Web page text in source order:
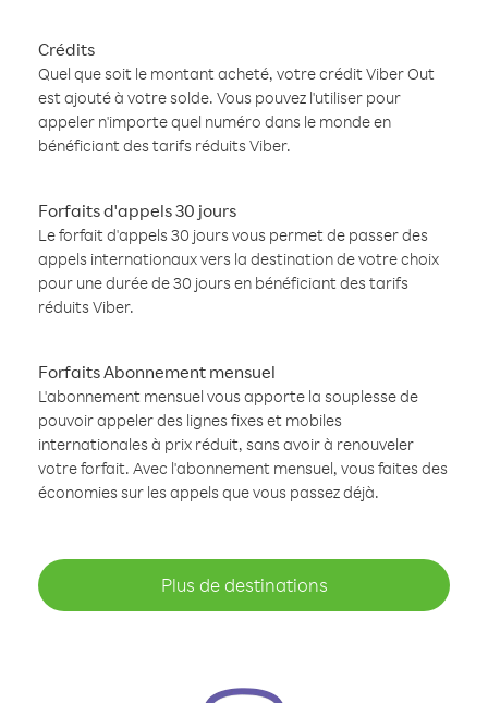
Crédits
Quel que soit le montant acheté, votre crédit Viber Out
est ajouté à votre solde. Vous pouvez l'utiliser pour
appeler n'importe quel numéro dans le monde en
bénéficiant des tarifs réduits Viber.
Forfaits d'appels 30 jours
Le forfait d'appels 30 jours vous permet de passer des
appels internationaux vers la destination de votre choix
pour une durée de 30 jours en bénéficiant des tarifs
réduits Viber.
Forfaits Abonnement mensuel
L'abonnement mensuel vous apporte la souplesse de
pouvoir appeler des lignes fixes et mobiles
internationales à prix réduit, sans avoir à renouveler
votre forfait. Avec l'abonnement mensuel, vous faites des
économies sur les appels que vous passez déjà.
Plus de destinations